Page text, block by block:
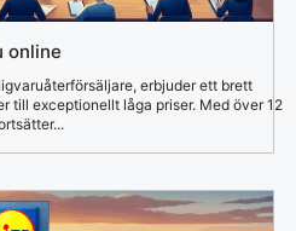
online
erbjuder ett brett
till exceptionellt låga priser. Med över 12